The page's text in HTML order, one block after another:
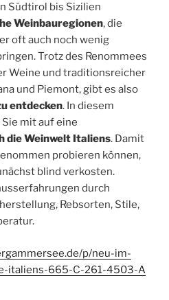
Südtirol bis Sizilien
Weinbauregionen, die
oft auch noch wenig
Trotz des Renommees
Weine und traditionsreicher
und Piemont, gibt es also
entdecken. In diesem
mit auf eine
die Weinwelt Italiens. Damit
probieren können,
blind verkosten.
durch
Rebsorten, Stile,
p/neu-im-
italiens-665-C-261-4503-A